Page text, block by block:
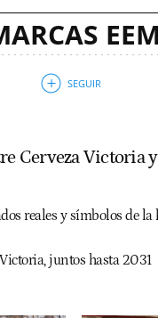
EEM
Cerveza Victoria
reales y símbolos de
juntos hasta 2031